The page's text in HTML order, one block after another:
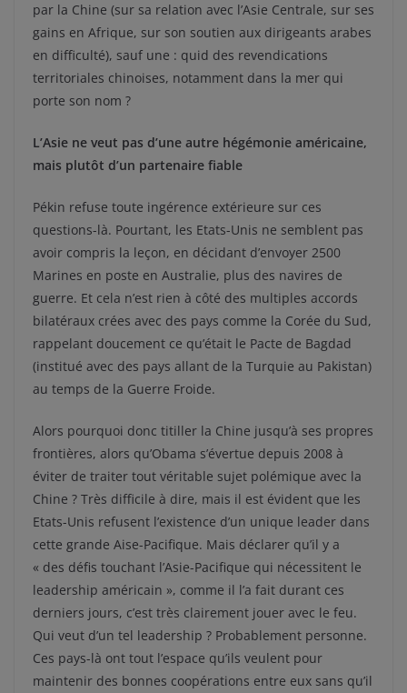
par la Chine (sur sa relation avec l’Asie Centrale, sur ses
gains en Afrique, sur son soutien aux dirigeants arabes
en difficulté), sauf une : quid des revendications
territoriales chinoises, notamment dans la mer qui
porte son nom ?
L’Asie ne veut pas d’une autre hégémonie américaine,
mais plutôt d’un partenaire fiable
Pékin refuse toute ingérence extérieure sur ces
questions-là. Pourtant, les Etats-Unis ne semblent pas
avoir compris la leçon, en décidant d’envoyer 2500
Marines en poste en Australie, plus des navires de
guerre. Et cela n’est rien à côté des multiples accords
bilatéraux crées avec des pays comme la Corée du Sud,
rappelant doucement ce qu’était le Pacte de Bagdad
(institué avec des pays allant de la Turquie au Pakistan)
au temps de la Guerre Froide.
Alors pourquoi donc titiller la Chine jusqu’à ses propres
frontières, alors qu’Obama s’évertue depuis 2008 à
éviter de traiter tout véritable sujet polémique avec la
Chine ? Très difficile à dire, mais il est évident que les
Etats-Unis refusent l’existence d’un unique leader dans
cette grande Aise-Pacifique. Mais déclarer qu’il y a
« des défis touchant l’Asie-Pacifique qui nécessitent le
leadership américain », comme il l’a fait durant ces
derniers jours, c’est très clairement jouer avec le feu.
Qui veut d’un tel leadership ? Probablement personne.
Ces pays-là ont tout l’espace qu’ils veulent pour
maintenir des bonnes coopérations entre eux sans qu’il